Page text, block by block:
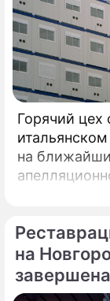
Горячий цех
на
сообщает
d'Italia (ADI),
на